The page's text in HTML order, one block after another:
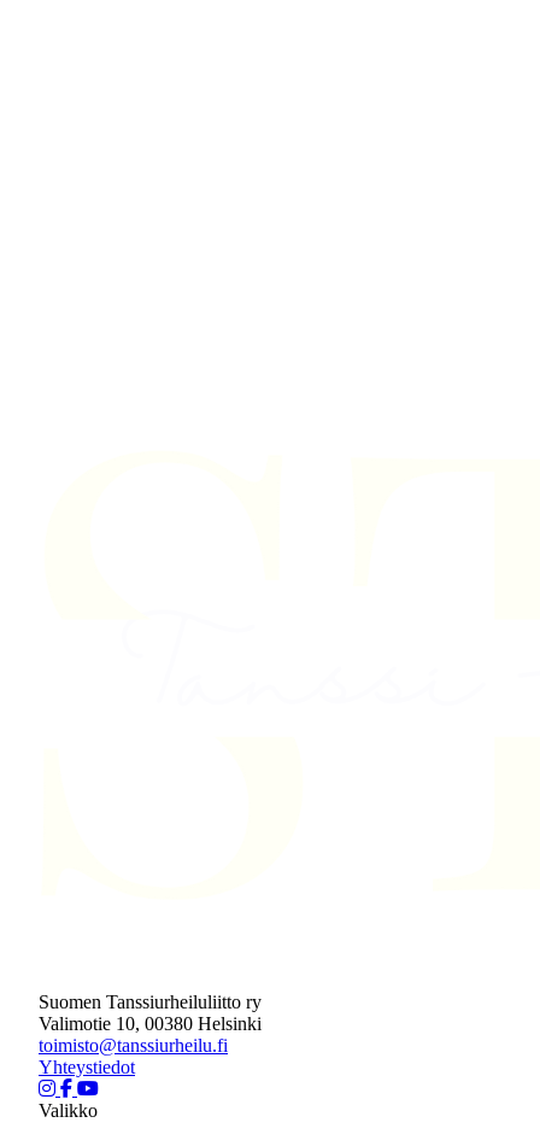
Suomen Tanssiurheiluliitto ry
Valimotie 10, 00380 Helsinki
toimisto@tanssiurheilu.fi
Yhteystiedot
Valikko